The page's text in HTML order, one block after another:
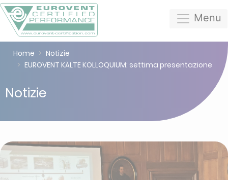
Menu
Home
Notizie
EUROVENT KÄLTE KOLLOQUIUM: settima presentazione
Notizie